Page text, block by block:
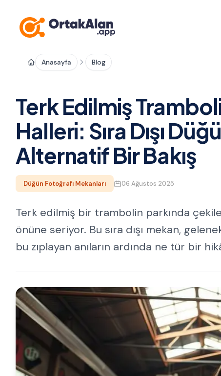
Anasayfa Blog
Terk Edilmiş
Halleri: Sıra Dışı
Alternatif Bir Bakış
Düğün Fotoğrafı Mekanları 06 Ağustos 2025
Terk edilmiş bir trambolin parkında
önüne seriyor. Bu sıra dışı mekan,
bu zıplayan anıların ardında ne tür bir